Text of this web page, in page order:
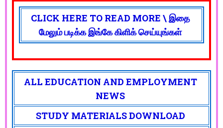
CLICK HERE TO READ MORE \ இதை
மேலும் படிக்க இங்கே கிளிக் செய்யுங்கள்
ALL EDUCATION AND EMPLOYMENT
NEWS
STUDY MATERIALS DOWNLOAD